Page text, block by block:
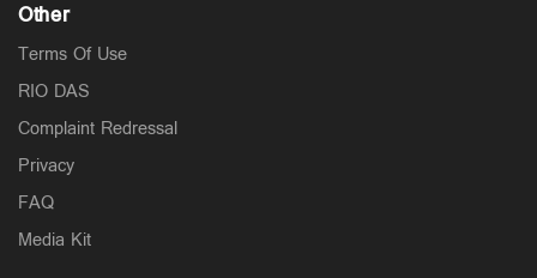
Other
Terms Of Use
RIO DAS
Complaint Redressal
Privacy
FAQ
Media Kit